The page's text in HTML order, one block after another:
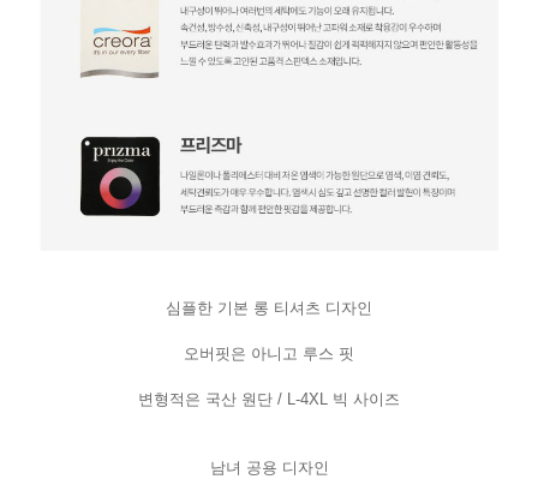
심플한 기본 롱 티셔츠 디자인
오버핏은 아니고 루스 핏
변형적은 국산 원단 / L-4XL 빅 사이즈
남녀 공용 디자인